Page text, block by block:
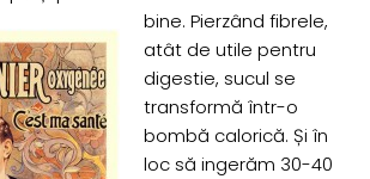
bine. Pierzând fibrele,
atât de utile pentru
digestie, sucul se
transformă într-o
bombă calorică. Și în
loc să ingerăm 30-40